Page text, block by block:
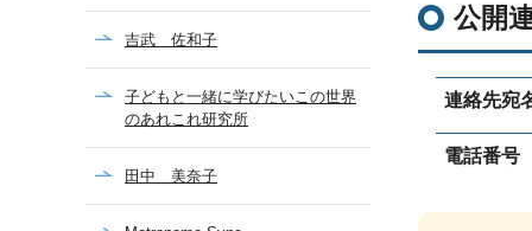
公開
連絡先宛
電話番号
吉武 佐和子
子どもと一緒に学びたいこの世界
のあれこれ研究所
田中 美奈子